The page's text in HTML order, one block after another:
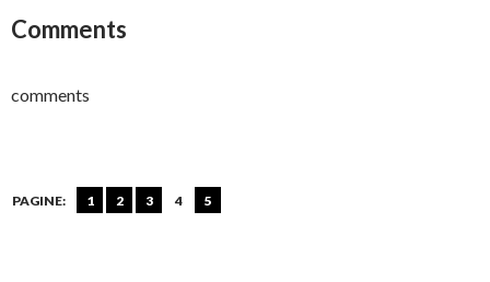
Comments
comments
PAGINE: 1 2 3 4 5